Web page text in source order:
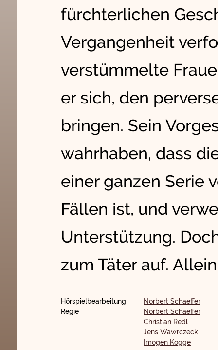
fürchterlichen
Vergangenheit
verstümmelte
er sich, den
bringen. Sein
wahrhaben, dass
einer ganzen Serie
Fällen ist, und
Unterstützung.
zum Täter auf.
Hörspielbearbeitung
Norbert Schaeffer
Regie
Norbert Schaeffer
Christian Redl
Jens Wawrczeck
Imogen Kogge